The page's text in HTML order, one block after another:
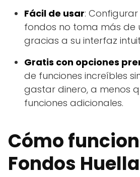
Fácil de usar:
fondos no toma más de
gracias a su interfaz
Gratis con opciones
de funciones increíbles
gastar dinero, a menos
funciones adicionales.
Cómo
Fondos